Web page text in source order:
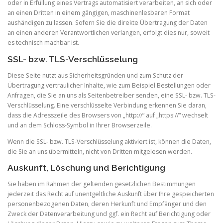
oder in Erfüllung eines Vertrags automatisiert verarbeiten, an sich oder
an einen Dritten in einem gängigen, maschinenlesbaren Format
aushändigen zu lassen. Sofern Sie die direkte Übertragung der Daten
an einen anderen Verantwortlichen verlangen, erfolgt dies nur, soweit
es technisch machbar ist.
SSL- bzw. TLS-Verschlüsselung
Diese Seite nutzt aus Sicherheitsgründen und zum Schutz der
Übertragung vertraulicher Inhalte, wie zum Beispiel Bestellungen oder
Anfragen, die Sie an uns als Seitenbetreiber senden, eine SSL- bzw. TLS-
Verschlüsselung. Eine verschlüsselte Verbindung erkennen Sie daran,
dass die Adresszeile des Browsers von „http://“ auf „https://“ wechselt
und an dem Schloss-Symbol in Ihrer Browserzeile.
Wenn die SSL- bzw. TLS-Verschlüsselung aktiviert ist, können die Daten,
die Sie an uns übermitteln, nicht von Dritten mitgelesen werden.
Auskunft, Löschung und Berichtigung
Sie haben im Rahmen der geltenden gesetzlichen Bestimmungen
jederzeit das Recht auf unentgeltliche Auskunft über Ihre gespeicherten
personenbezogenen Daten, deren Herkunft und Empfänger und den
Zweck der Datenverarbeitung und ggf. ein Recht auf Berichtigung oder